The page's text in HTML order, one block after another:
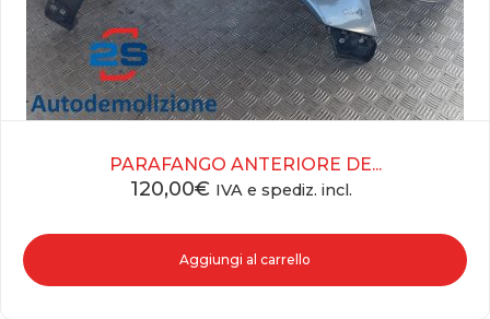
PARAFANGO ANTERIORE DE...
120,00€ IVA e spediz. incl.
Aggiungi al carrello